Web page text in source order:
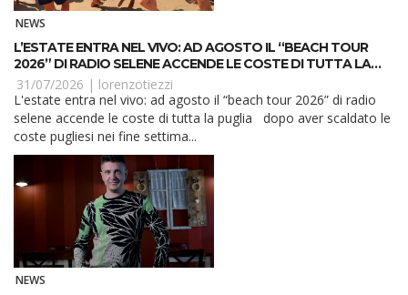
NEWS
L’ESTATE ENTRA NEL VIVO: AD AGOSTO IL “BEACH TOUR
2026” DI RADIO SELENE ACCENDE LE COSTE DI TUTTA LA
PUGLIA
31/07/2026 | lorenzotiezzi
L'estate entra nel vivo: ad agosto il “beach tour 2026” di radio
selene accende le coste di tutta la puglia dopo aver scaldato le
coste pugliesi nei fine settima...
NEWS